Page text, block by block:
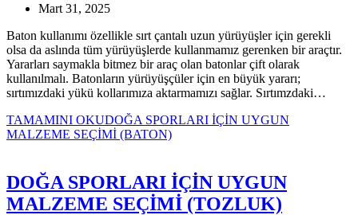
Mart 31, 2025
Baton kullanımı özellikle sırt çantalı uzun yürüyüşler için gerekli
olsa da aslında tüm yürüyüşlerde kullanmamız gerenken bir araçtır.
Yararları saymakla bitmez bir araç olan batonlar çift olarak
kullanılmalı. Batonların yürüyüşçüler için en büyük yararı;
sırtımızdaki yükü kollarımıza aktarmamızı sağlar. Sırtımzdaki…
TAMAMINI OKUDOĞA SPORLARI İÇİN UYGUN
MALZEME SEÇİMİ (BATON)
DOĞA SPORLARI İÇİN UYGUN
MALZEME SEÇİMİ (TOZLUK)